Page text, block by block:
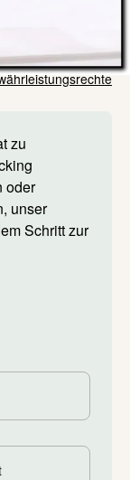
zu
oder
unser
Schritt zur